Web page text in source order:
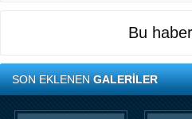
Bu
SON EKLENENGALERİLER